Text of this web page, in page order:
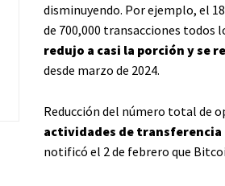
disminuyendo. Por ejemplo, el
de 700,000 transacciones todos
redujo a casi la porción y se
desde marzo de 2024.
Reducción del número total de
actividades de transferencia
notificó el 2 de febrero que